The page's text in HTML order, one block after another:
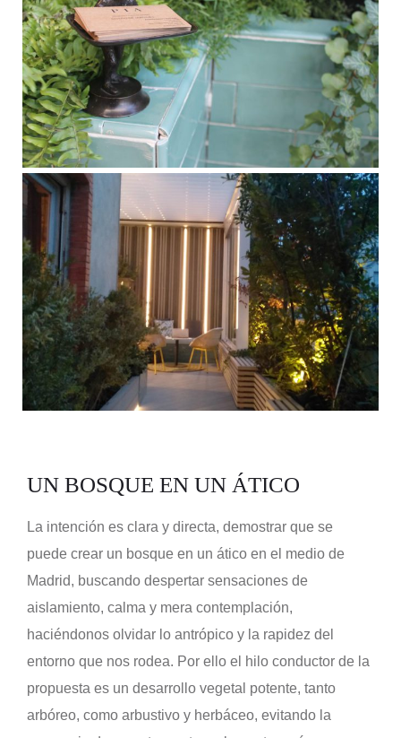
UN BOSQUE EN UN ÁTICO
La intención es clara y directa, demostrar que se
puede crear un bosque en un ático en el medio de
Madrid, buscando despertar sensaciones de
aislamiento, calma y mera contemplación,
haciéndonos olvidar lo antrópico y la rapidez del
entorno que nos rodea. Por ello el hilo conductor de la
propuesta es un desarrollo vegetal potente, tanto
arbóreo, como arbustivo y herbáceo, evitando la